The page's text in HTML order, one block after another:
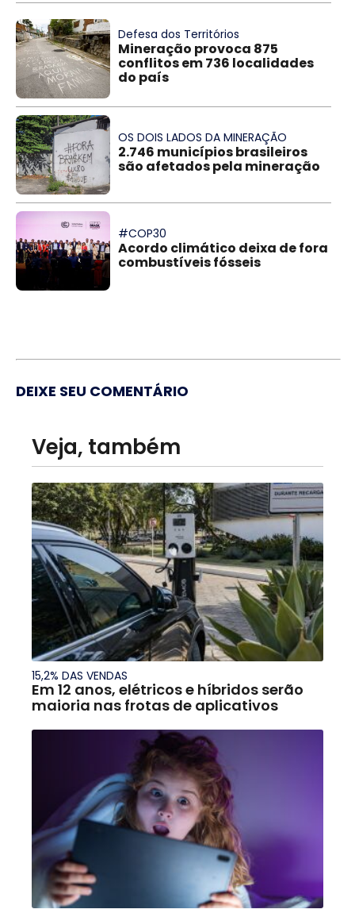
Defesa dos Territórios
Mineração provoca 875
conflitos em 736 localidades
do país
OS DOIS LADOS DA MINERAÇÃO
2.746 municípios brasileiros
são afetados pela mineração
#COP30
Acordo climático deixa de fora
combustíveis fósseis
DEIXE SEU COMENTÁRIO
Veja, também
15,2% DAS VENDAS
Em 12 anos, elétricos e híbridos serão
maioria nas frotas de aplicativos